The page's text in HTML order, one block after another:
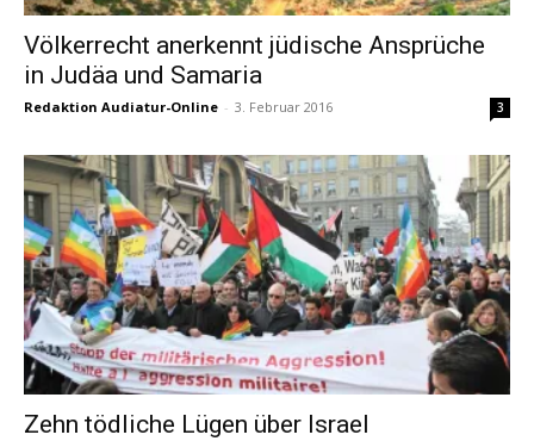
Völkerrecht anerkennt jüdische Ansprüche
in Judäa und Samaria
Redaktion Audiatur-Online - 3. Februar 2016 3
Zehn tödliche Lügen über Israel